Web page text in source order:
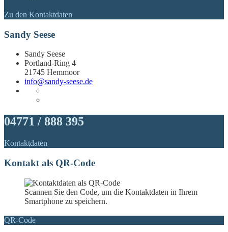
Zu den Kontaktdaten
Sandy Seese
Sandy Seese
Portland-Ring 4
21745 Hemmoor
info@sandy-seese.de
04771 / 888 395
Kontaktdaten
Kontakt als QR-Code
Scannen Sie den Code, um die Kontaktdaten in Ihrem
Smartphone zu speichern.
QR-Code